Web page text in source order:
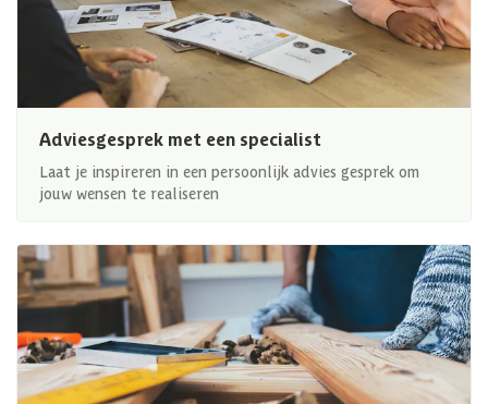
Adviesgesprek met een specialist
Laat je inspireren in een persoonlijk advies gesprek om
jouw wensen te realiseren